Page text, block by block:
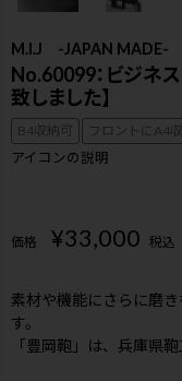
M.I.J -JAPAN MADE-
No.60099：ビジネス
致しました】
B4収納可
フロントにA4収
アイコンの説明
価格 ¥33,000 税込
素材や機能にさらに磨
す。
「豊岡鞄」は、兵庫県